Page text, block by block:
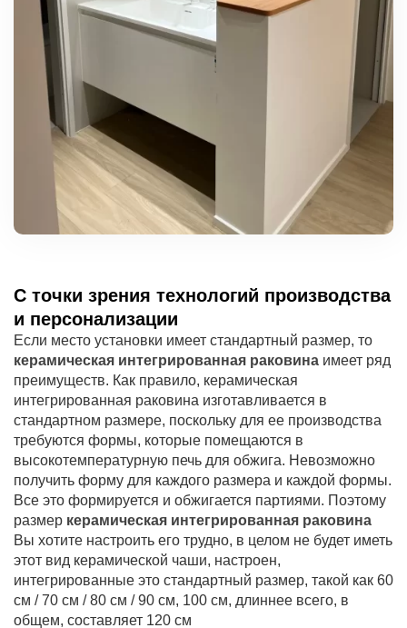
С точки зрения технологий производства
и персонализации
Если место установки имеет стандартный размер, то
керамическая интегрированная раковина имеет ряд
преимуществ. Как правило, керамическая
интегрированная раковина изготавливается в
стандартном размере, поскольку для ее производства
требуются формы, которые помещаются в
высокотемпературную печь для обжига. Невозможно
получить форму для каждого размера и каждой формы.
Все это формируется и обжигается партиями. Поэтому
размер керамическая интегрированная раковина
Вы хотите настроить его трудно, в целом не будет иметь
этот вид керамической чаши, настроен,
интегрированные это стандартный размер, такой как 60
см / 70 см / 80 см / 90 см, 100 см, длиннее всего, в
общем, составляет 120 см